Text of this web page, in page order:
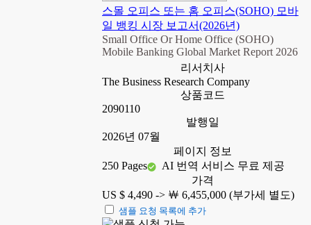
스몰 오피스 또는 홈 오피스(SOHO) 모바
일 뱅킹 시장 보고서(2026년)
Small Office Or Home Office (SOHO)
Mobile Banking Global Market Report 2026
리서치사
The Business Research Company
상품코드
2090110
발행일
2026년 07월
페이지 정보
250 Pages
AI 번역 서비스 무료 제공
가격
US $ 4,490 -> ￦ 6,455,000 (부가세 별도)
샘플 요청 목록에 추가